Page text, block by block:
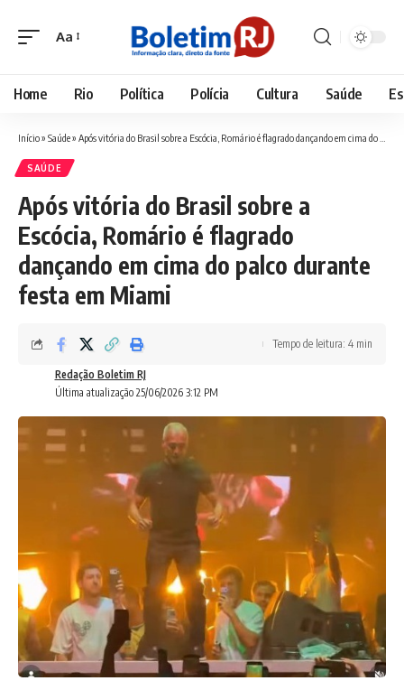
Font
Aa
Home Rio Política Polícia Cultura Saúde
Início» Saúde» Após vitória do Brasil sobre a Escócia, Romário é flagrado dançando em cima do palco durante festa em Miami
SAÚDE
Após vitória do Brasil sobre a
Escócia, Romário é flagrado
dançando em cima do palco durante
festa em Miami
Última atualização 25/06/2026 3:12 PM
Redação Boletim RJ
Tempo de leitura: 4 min